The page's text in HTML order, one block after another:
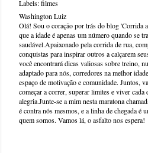
Labels:filmes
Washington Luiz
Olá! Sou o coração por trás do blog 'Corrida
que a idade é apenas um número quando se
saudável.Apaixonado pela corrida de rua,
conquistas para inspirar outros a calçarem
você encontrará dicas valiosas sobre treino,
adaptado para nós, corredores na melhor
espaço de motivação e comunidade. Juntos,
começar a correr, superar limites e viver cada
alegria.Junte-se a mim nesta maratona
é contra nós mesmos, e a linha de chegada é
quem somos. Vamos lá, o asfalto nos espera!